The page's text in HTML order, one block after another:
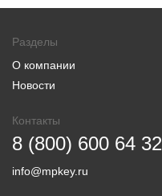
Разделы
О компании
Новости
Контакты
8 (800) 600 64 32
info@mpkey.ru